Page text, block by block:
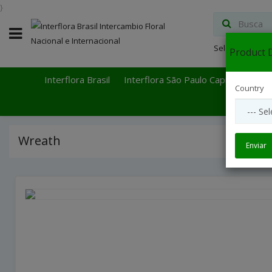
Select
Interflora Brasil Interflora São Paulo Capital
Wreath
}
Product
Country
Enviar